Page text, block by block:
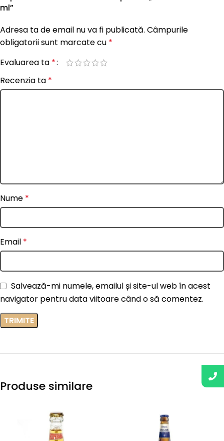
ml”
Adresa ta de email nu va fi publicată. Câmpurile
obligatorii sunt marcate cu *
Evaluarea ta *
Recenzia ta *
Nume *
Email *
Salvează-mi numele, emailul și site-ul web în acest
navigator pentru data viitoare când o să comentez.
Produse similare